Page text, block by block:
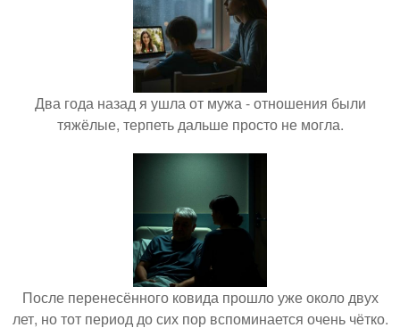
Два года назад я ушла от мужа - отношения были
тяжёлые, терпеть дальше просто не могла.
После перенесённого ковида прошло уже около двух
лет, но тот период до сих пор вспоминается очень чётко.